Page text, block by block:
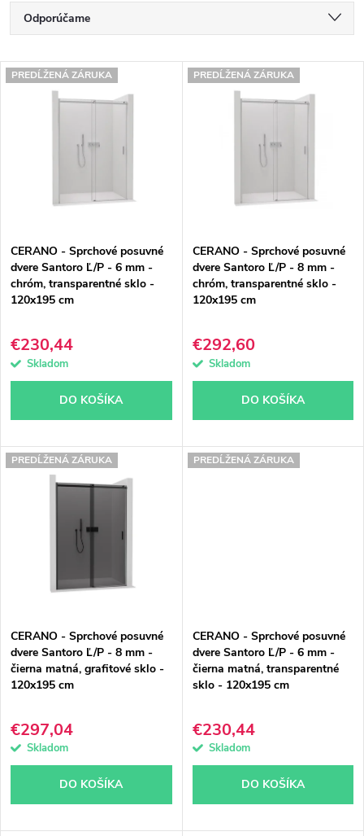
R
d
p
r
o
d
u
t
o
Odporúčame
Najdrahšie
V
r
o
d
u
t
o
PREDĹŽENÁ ZÁRUKA
CERANO - Sprchové posuvné
dvere Santoro Ľ/P - 6 mm -
chróm, transparentné sklo -
120x195 cm
€230,44
Skladom
DO KOŠÍKA
PREDĹŽENÁ ZÁRUKA
CERANO - Sprchové posuvné
dvere Santoro Ľ/P - 8 mm -
chróm, transparentné sklo -
120x195 cm
€292,60
Skladom
DO KOŠÍKA
PREDĹŽENÁ ZÁRUKA
CERANO - Sprchové posuvné
dvere Santoro Ľ/P - 8 mm -
čierna matná, grafitové sklo -
120x195 cm
€297,04
Skladom
DO KOŠÍKA
PREDĹŽENÁ ZÁRUKA
CERANO - Sprchové posuvné
dvere Santoro Ľ/P - 6 mm -
čierna matná, transparentné
sklo - 120x195 cm
€230,44
Skladom
DO KOŠÍKA